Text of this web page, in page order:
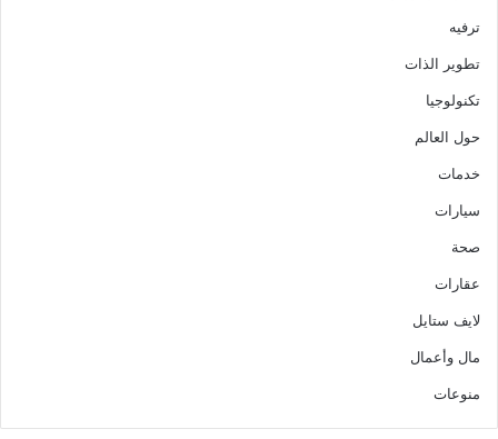
ترفيه
تطوير الذات
تكنولوجيا
حول العالم
خدمات
سيارات
صحة
عقارات
لايف ستايل
مال وأعمال
منوعات